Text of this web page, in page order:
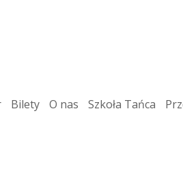
Bilety O nas Szkoła Tańca